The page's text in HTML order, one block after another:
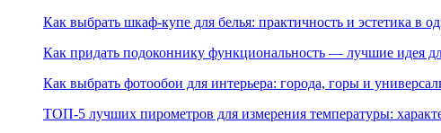
Как выбрать шкаф-купе для белья: практичность и эстетика в
Как придать подоконнику функциональность — лучшие идея
Как выбрать фотообои для интерьера: города, горы и
ТОП-5 лучших пирометров для измерения температуры: